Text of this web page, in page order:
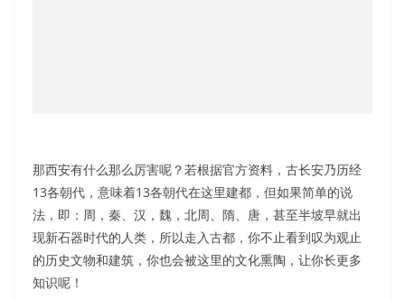
那西安有什么那么厉害呢？若根据官方资料，古长安乃历经
13各朝代，意味着13各朝代在这里建都，但如果简单的说
法，即：周，秦、汉，魏，北周、隋、唐，甚至半坡早就出
现新石器时代的人类，所以走入古都，你不止看到叹为观止
的历史文物和建筑，你也会被这里的文化熏陶，让你长更多
知识呢！